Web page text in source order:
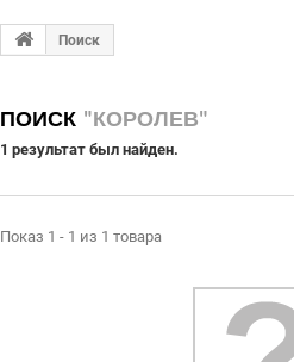
О ФИРМЕ
СЕРВИСНЫЙ ЦЕНТР
Поиск
ПОИСК "КОРОЛЕВ"
1 результат был найден.
Показ 1 - 1 из 1 товара